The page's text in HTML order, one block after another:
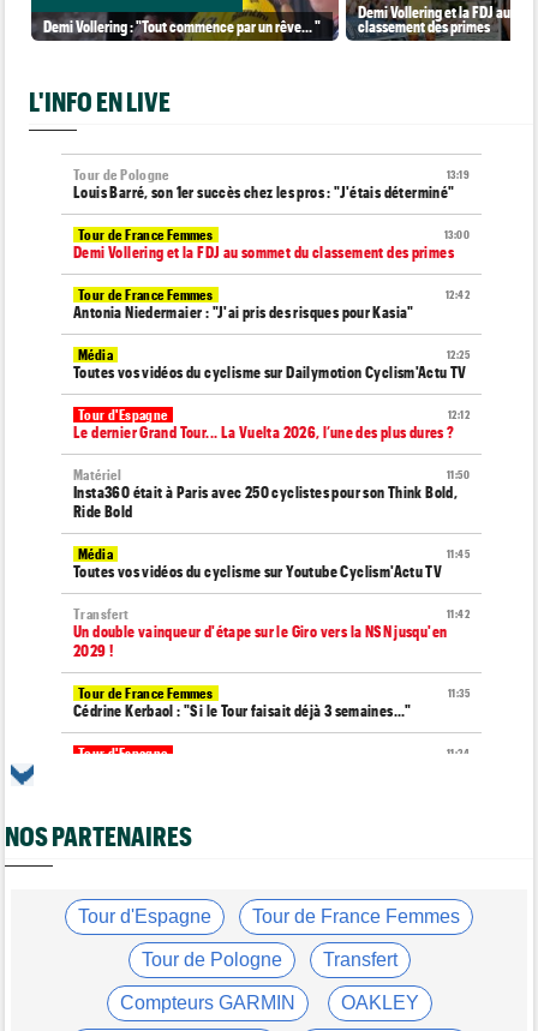
Demi Vollering : "Tout commence par un rêve... "
Demi Vollering et la FDJ au
classement des primes
L'INFO EN LIVE
13:19
Tour de Pologne
Louis Barré, son 1er succès chez les pros : "J'étais déterminé"
13:00
Tour de France Femmes
Demi Vollering et la FDJ au sommet du classement des primes
12:42
Tour de France Femmes
Antonia Niedermaier : "J'ai pris des risques pour Kasia"
12:25
Média
Toutes vos vidéos du cyclisme sur Dailymotion Cyclism'Actu TV
12:12
Tour d'Espagne
Le dernier Grand Tour... La Vuelta 2026, l’une des plus dures ?
11:50
Matériel
Insta360 était à Paris avec 250 cyclistes pour son Think Bold,
Ride Bold
11:45
Média
Toutes vos vidéos du cyclisme sur Youtube Cyclism'Actu TV
11:42
Transfert
Un double vainqueur d'étape sur le Giro vers la NSN jusqu'en
2029 !
11:35
Tour de France Femmes
Cédrine Kerbaol : "Si le Tour faisait déjà 3 semaines..."
11:24
Tour d'Espagne
Demi Vollering : "Tout commence par un rêve... "
Mangeas
Tour d'Espagne
La 20e étape de La Vuelta modifiée à cause des éboulements
Route
NOS PARTENAIRES
Tour d'Espagne Tour de France Femmes
Tour de Pologne Transfert
Compteurs GARMIN OAKLEY